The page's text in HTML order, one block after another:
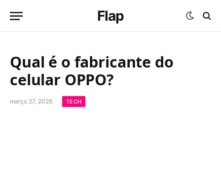
Flap
Qual é o fabricante do
celular OPPO?
março 27, 2026 TECH